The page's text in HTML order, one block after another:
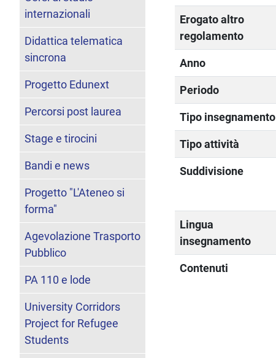
Erogato altro
regolamento
Anno
Periodo
Tipo insegnamento
Tipo attività
Suddivisione
Lingua
insegnamento
Contenuti
internazionali
Didattica telematica
sincrona
Progetto Edunext
Percorsi post laurea
Stage e tirocini
Bandi e news
Progetto "L'Ateneo si
forma"
Agevolazione Trasporto
Pubblico
PA 110 e lode
University Corridors
Project for Refugee
Students